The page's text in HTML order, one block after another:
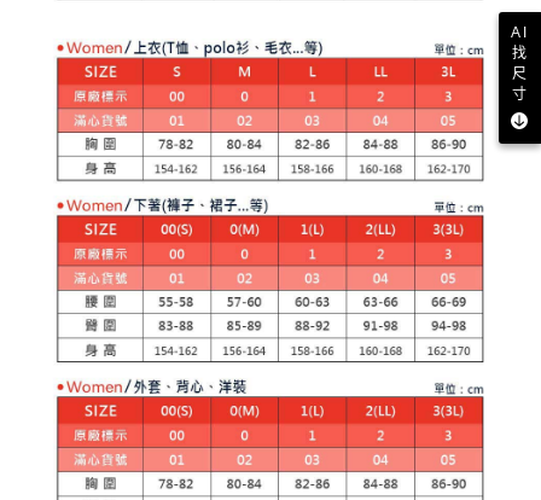
時審查核予不同之上限額度；若仍有額度不足之情形，本公司將視審查結果
請求用戶進行身份認證。
５．嚴禁一人註冊多個帳號或使用他人資訊註冊。若發現惡意使用之情形，
恩沛科技股份有限公司將有權停止該用戶之使用額度並採取法律行動。
免運費
離島宅配
免運費
AI
找
尺
寸